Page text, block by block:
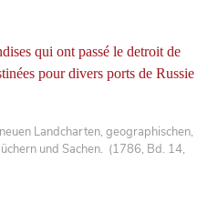
qui ont passé le detroit de
pour divers ports de Russie
Landcharten, geographischen,
und Sachen. (1786, Bd. 14,